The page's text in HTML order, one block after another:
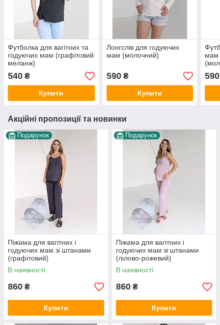
Футболка для вагітних та
годуючих мам (графітовий
меланж)
540 ₴
Купити
Лонгслів для годуючих
мам (молочний)
590₴
Купити
мам
590
Акційні пропозиції та новинки
Подарунок
Піжама для вагітних і
годуючих мам зі штанами
(графітовий)
В наявності
860 ₴
Купити
Подарунок
Піжама для вагітних і
годуючих мам зі штанами
(лілово-рожевий)
В наявності
860 ₴
Купити